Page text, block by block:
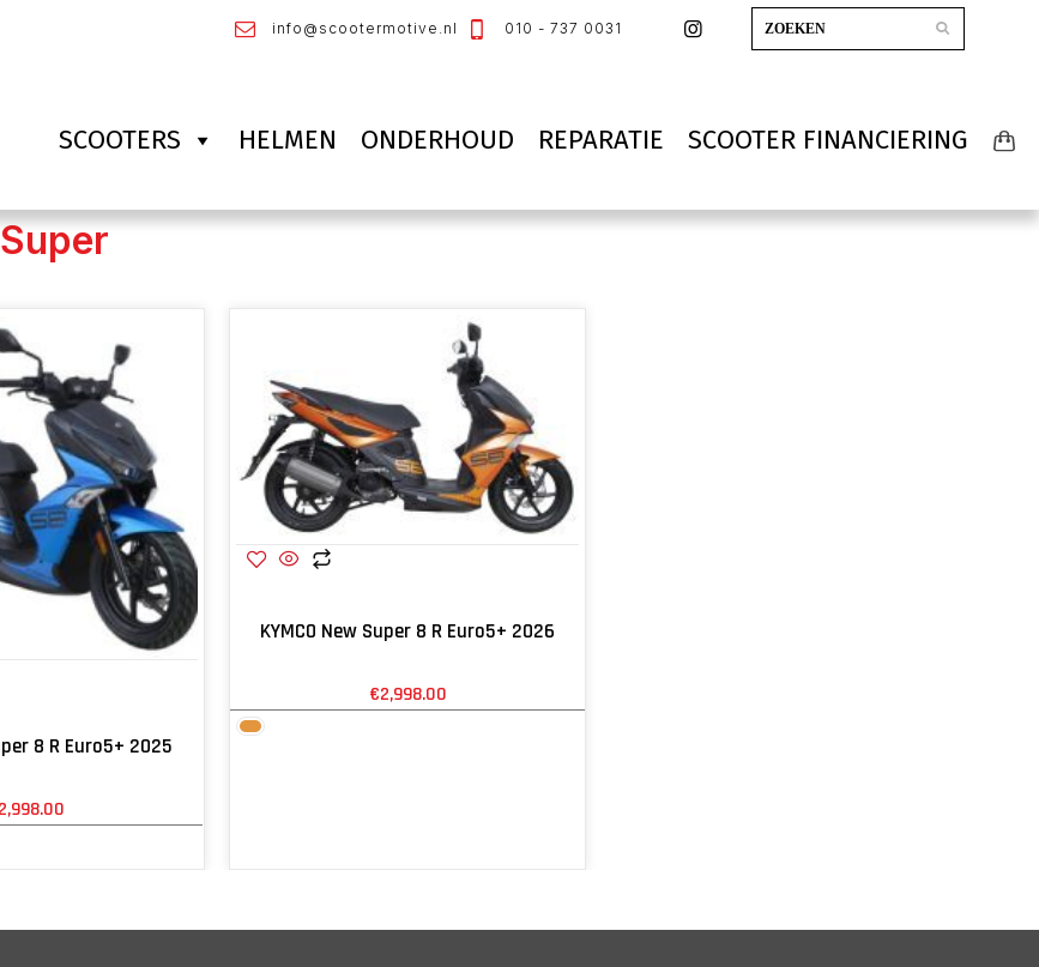
info@scootermotive.nl 010 - 737 0031
SCOOTERS HELMEN ONDERHOUD REPARATIE SCOOTER FINANCIERING
8 R Euro5+ 2025
2,998.00
KYMCO New Super 8 R Euro5+ 2026
€2,998.00